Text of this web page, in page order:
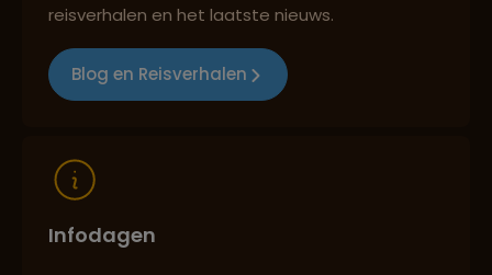
Best beoordeelde reisroutes
reisverhalen en het laatste nieuws.
Blog en Reisverhalen
Infodagen